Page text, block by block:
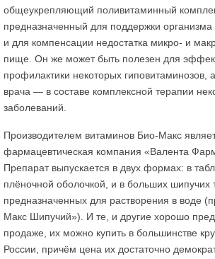
общеукрепляющий поливитаминный
предназначенный для поддержки
и для компенсации недостатка микро- и
пище. Он же может быть полезен для
профилактики некоторых гиповитаминозов,
врача — в составе комплексной терапии
заболеваний.
Производителем витаминов Био-Макс
фармацевтическая компания «Валента
Препарат выпускается в двух формах: в
плёночной оболочкой, и в больших шипучих
предназначенных для растворения в воде
Макс Шипучий»). И те, и другие хорошо
продаже, их можно купить в большинстве
России, причём цена их достаточно